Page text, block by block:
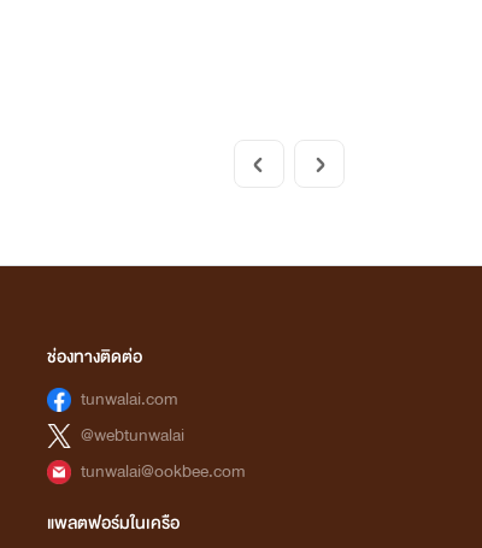
ช่องทางติดต่อ
tunwalai.com
@webtunwalai
tunwalai@ookbee.com
แพลตฟอร์มในเครือ